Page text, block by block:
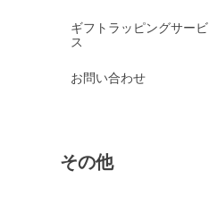
ギフトラッピングサービ
ス
お問い合わせ
その他